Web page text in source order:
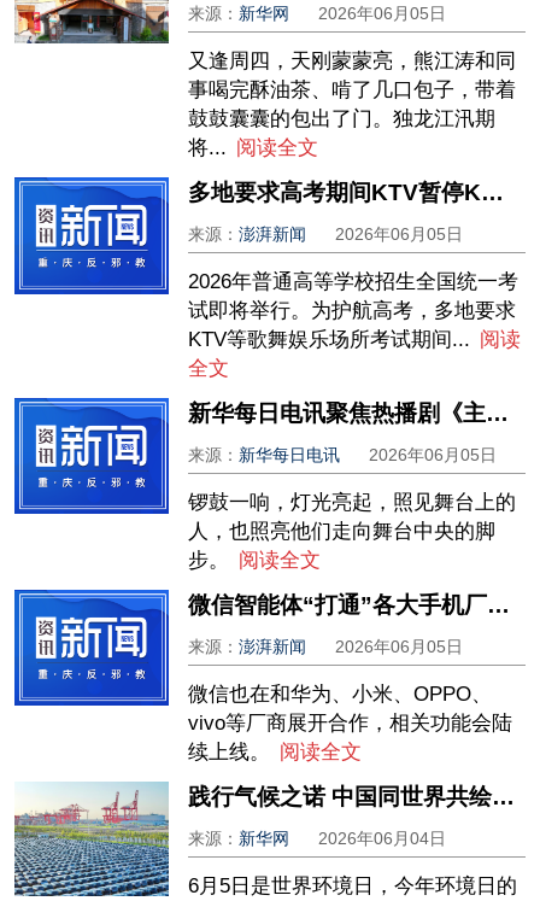
来源： 新华网 2026年06月05日
又逢周四，天刚蒙蒙亮，熊江涛和同
事喝完酥油茶、啃了几口包子，带着
鼓鼓囊囊的包出了门。独龙江汛期
将... 阅读全文
多地要求高考期间KTV暂停K歌经营业务
来源：澎湃新闻 2026年06月05日
2026年普通高等学校招生全国统一考
试即将举行。为护航高考，多地要求
KTV等歌舞娱乐场所考试期间... 阅读
全文
新华每日电讯聚焦热播剧《主角》：泥土里长出的“主角”
来源： 新华每日电讯 2026年06月05日
锣鼓一响，灯光亮起，照见舞台上的
人，也照亮他们走向舞台中央的脚
步。
阅读全文
微信智能体“打通”各大手机厂商？客服：将和华为、小米等厂商合作，相关功能陆续上线
来源：澎湃新闻 2026年06月05日
微信也在和华为、小米、OPPO、
vivo等厂商展开合作，相关功能会陆
续上线。
阅读全文
践行气候之诺 中国同世界共绘绿色未来
来源： 新华网 2026年06月04日
6月5日是世界环境日，今年环境日的